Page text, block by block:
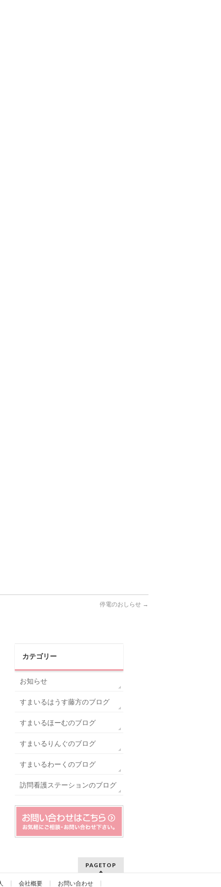
停電のおしらせ →
カテゴリー
お知らせ
すまいるはうす藤方のブログ
すまいるほーむのブログ
すまいるりんぐのブログ
すまいるわーくのブログ
訪問看護ステーションのブログ
PAGETOP
会社概要 お問い合わせ